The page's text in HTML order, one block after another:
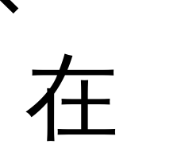
在